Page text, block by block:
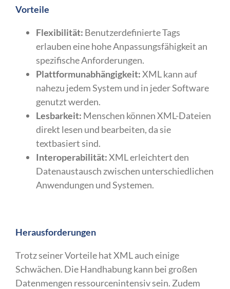
Vorteile
Flexibilität: Benutzerdefinierte Tags
erlauben eine hohe Anpassungsfähigkeit an
spezifische Anforderungen.
Plattformunabhängigkeit:XML kann auf
nahezu jedem System und in jeder Software
genutzt werden.
Lesbarkeit: Menschen können XML-Dateien
direkt lesen und bearbeiten, da sie
textbasiert sind.
Interoperabilität:XML erleichtert den
Datenaustausch zwischen unterschiedlichen
Anwendungen und Systemen.
Herausforderungen
Trotz seiner Vorteile hat XML auch einige
Schwächen. Die Handhabung kann bei großen
Datenmengen ressourcenintensiv sein. Zudem